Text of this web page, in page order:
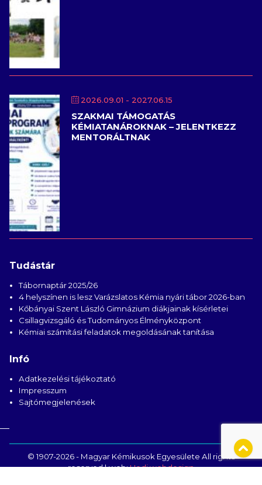
2026.09.01 - 2027.06.15
SZAKMAI TÁMOGATÁS
KÉMIATANÁROKNAK – JELENTKEZZ
MENTORÁLTNAK
Tudástár
Tábornaptár 2025/26
4 helyszínen is lesz Varázslatos Kémia nyári tábor 2026-ban
Kőbányai Szent László Gimnázium diákjainak kísérletei
Csillagvizsgáló és Tudományos Élményközpont
Kémiai számítási feladatok megoldásának tanítása
Infó
Adatkezelési tájékoztató
Impresszum
Sajtómegjelenések
© 1907-2026 - Magyar Kémikusok Egyesülete All rights
reserved | web:Hedi webdesign